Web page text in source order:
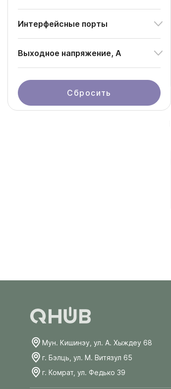
Интерфейсные порты
Выходное напряжение, А
Сбросить
Мун. Кишинэу, ул. А. Хыждеу 68
г. Бэлць, ул. М. Витязул 65
г. Комрат, ул. Федько 39